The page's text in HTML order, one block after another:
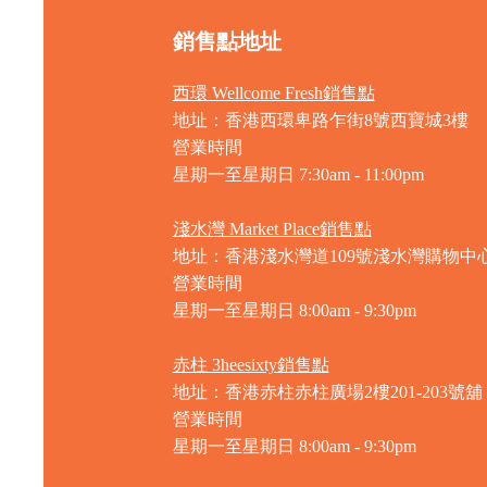
銷售點地址
西環 Wellcome Fresh銷售點
地址：香港西環卑路乍街8號西寶城3樓
營業時間
星期一至星期日 7:30am - 11:00pm
淺水灣 Market Place銷售點
地址：香港淺水灣道109號淺水灣購物中
營業時間
星期一至星期日 8:00am - 9:30pm
赤柱 3heesixty銷售點
地址：香港赤柱赤柱廣場2樓201-203號舖
營業時間
星期一至星期日 8:00am - 9:30pm